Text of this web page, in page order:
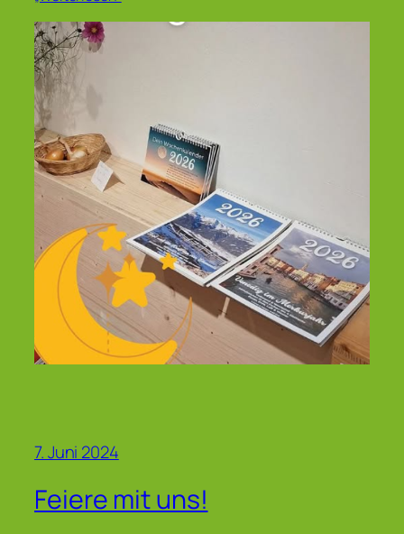
7. Juni 2024
Feiere mit uns!